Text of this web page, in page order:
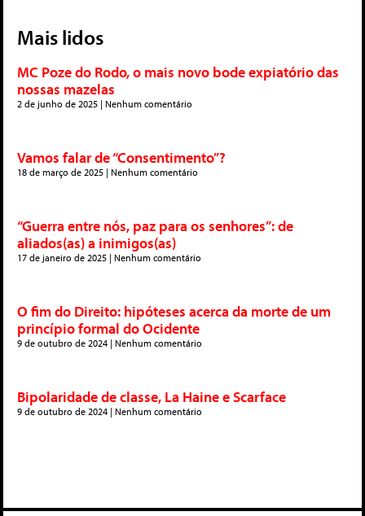
Mais lidos
MC Poze do Rodo, o mais novo bode expiatório das
nossas mazelas
2 de junho de 2025 Nenhum comentário
Vamos falar de “Consentimento”?
18 de março de 2025 Nenhum comentário
“Guerra entre nós, paz para os senhores”: de
aliados(as) a inimigos(as)
17 de janeiro de 2025 Nenhum comentário
O fim do Direito: hipóteses acerca da morte de um
princípio formal do Ocidente
9 de outubro de 2024 Nenhum comentário
Bipolaridade de classe, La Haine e Scarface
9 de outubro de 2024 Nenhum comentário